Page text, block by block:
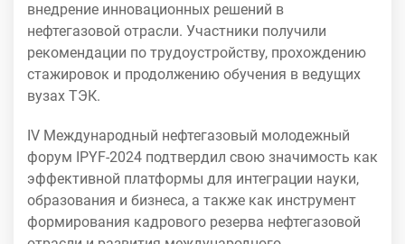
внедрение инновационных решений в
нефтегазовой отрасли. Участники получили
рекомендации по трудоустройству, прохождению
стажировок и продолжению обучения в ведущих
вузах ТЭК.
IV Международный нефтегазовый молодежный
форум IPYF-2024 подтвердил свою значимость как
эффективной платформы для интеграции науки,
образования и бизнеса, а также как инструмент
формирования кадрового резерва нефтегазовой